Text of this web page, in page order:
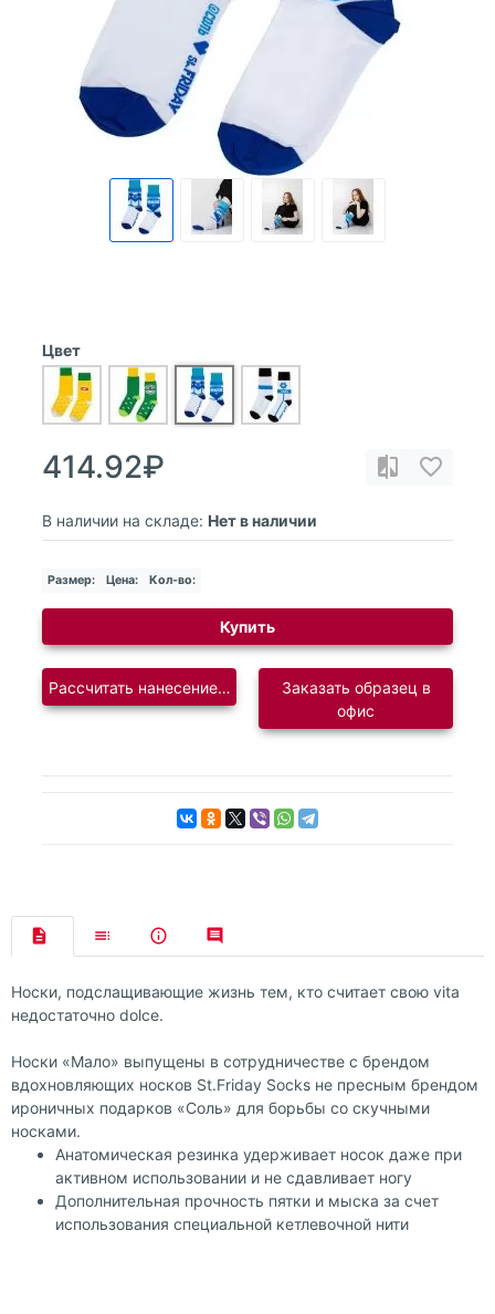
Цвет
414.92₽
В наличии на складе: Нет в наличии
Размер: Цена: Кол-во:
Купить
Рассчитать нанесение логотипаЗаказать образец в
офис
Носки, подслащивающие жизнь тем, кто считает свою vita
недостаточно dolce.
Носки «Мало» выпущены в сотрудничестве с брендом
вдохновляющих носков St.Friday Socks не пресным брендом
ироничных подарков «Соль» для борьбы со скучными
носками.
Анатомическая резинка удерживает носок даже при
активном использовании и не сдавливает ногу
Дополнительная прочность пятки и мыска за счет
использования специальной кетлевочной нити